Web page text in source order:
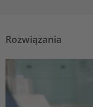
Rozwiązania